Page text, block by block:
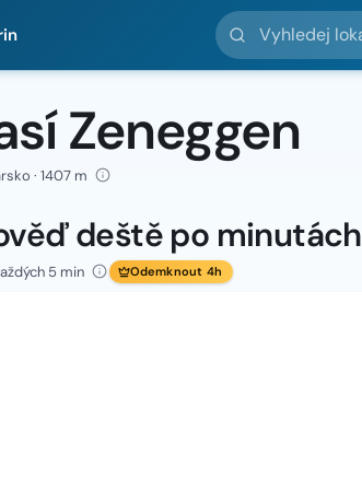
Vyhledej lokality
Zeneggen
· 1407 m
deště po minutách
5 min Odemknout 4h